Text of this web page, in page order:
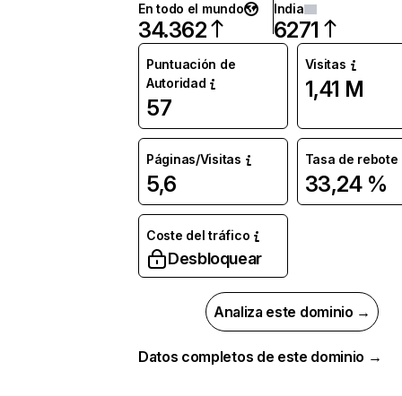
En todo el mundo
34.362
India
6271
Puntuación de
Autoridad
57
Visitas
1,41 M
Páginas/Visitas
5,6
Tasa de rebote
33,24 %
Coste del tráfico
Desbloquear
Analiza este dominio →
Datos completos de este dominio →